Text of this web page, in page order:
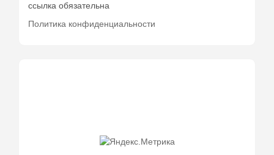
ссылка обязательна
Политика конфиденциальности